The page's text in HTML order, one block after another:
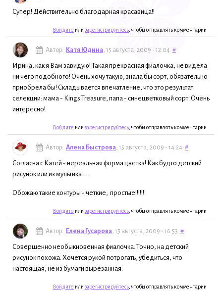
Супер! Действительно благодарная красавица!!
Войдите или зарегистрируйтесь , чтобы отправлять комментарии
Автор: Катя Юдина , 15 августа, 2009 - 12:04 #
Ирина, как я Вам завидую! Такая прекрасная фиалочка, не видела
ни чего подобного! Очень хочу такую, знала бы сорт, обязательно
приобрела бы! Складывается впечатление, что это результат
селекции: мама - Kings Treasure, папа - синецветковый сорт. Очень
интересно!
Войдите или зарегистрируйтесь , чтобы отправлять комментарии
Автор: Алена Быстрова , 15 августа, 2009 - 14:24 #
Согласна с Катей - нереальная форма цветка! Как будто детский
рисунок или из мультика.....
Обожаю такие контуры - четкие, простые!!!!!!
Войдите или зарегистрируйтесь , чтобы отправлять комментарии
Автор: Елена Гусарова , 15 августа, 2009 - 16:53 #
Совершенно необыкновенная фиалочка. Точно, на детский
рисунок похожа. Хочется рукой потрогать, убедиться, что
настоящая, не из бумаги вырезанная.
Войдите или зарегистрируйтесь , чтобы отправлять комментарии